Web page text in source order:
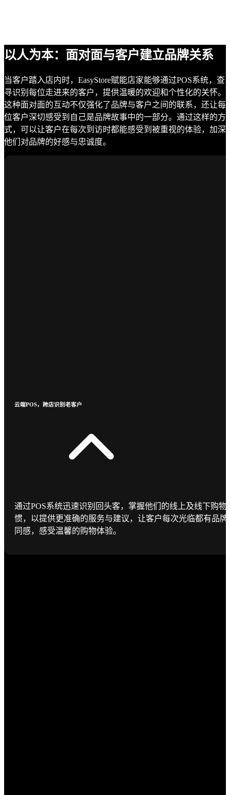
以人为本：面对面与客户建立品牌关系
当客户踏入店内时，EasyStore赋能店家能够通过POS系统，查
寻识别每位走进来的客户，提供温暖的欢迎和个性化的关怀。
这种面对面的互动不仅强化了品牌与客户之间的联系，还让每
位客户深切感受到自己是品牌故事中的一部分。通过这样的方
式，可以让客户在每次到访时都能感受到被重视的体验，加深
他们对品牌的好感与忠诚度。
云端POS，跨店识别老客户
通过POS系统迅速识别回头客，掌握他们的线上及线下购物
惯，以提供更准确的服务与建议，让客户每次光临都有品牌
同感，感受温馨的购物体验。